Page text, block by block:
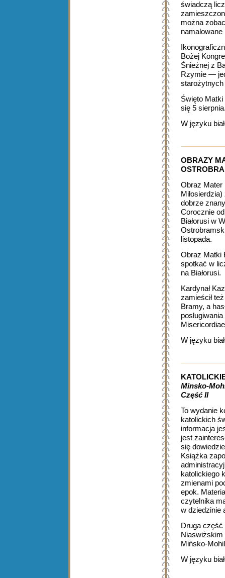
świadczą
można
namalowane
Bożej
Śnieżnej z
Rzymie —
Święto
się 5
W języku
OBRAZY
Obraz Mater
dobrze
Corocznie
Białorusi w
listopada.
Obraz Matki
spotkać w
na Białorusi.
Kardynał
zamieścił
Bramy, a
posługiwania
W języku
Minsko-
Część II
To wydanie
katolickich
informacja
jest
się
Książka
katolickiego
zmienami
epok.
czytelnika
w dziedzinie
Druga
Mińsko-
W języku